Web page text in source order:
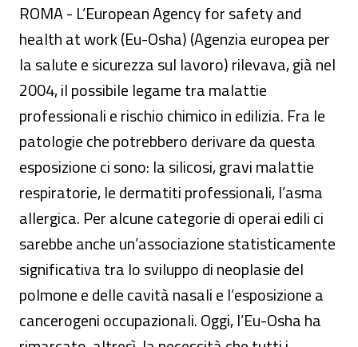
ROMA - L’European Agency for safety and
health at work (Eu-Osha) (Agenzia europea per
la salute e sicurezza sul lavoro) rilevava, già nel
2004, il possibile legame tra malattie
professionali e rischio chimico in edilizia. Fra le
patologie che potrebbero derivare da questa
esposizione ci sono: la silicosi, gravi malattie
respiratorie, le dermatiti professionali, l’asma
allergica. Per alcune categorie di operai edili ci
sarebbe anche un’associazione statisticamente
significativa tra lo sviluppo di neoplasie del
polmone e delle cavità nasali e l’esposizione a
cancerogeni occupazionali. Oggi, l’Eu-Osha ha